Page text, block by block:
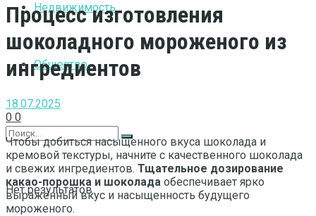
Недвижимость
Общество
Нет результатов
Процесс изготовления
шоколадного мороженого из
ингредиентов
18.07.2025
0 0
Чтобы добиться насыщенного вкуса шоколада и
кремовой текстуры, начните с качественного шоколада
и свежих ингредиентов. Тщательное дозирование
какао-порошка и шоколада обеспечивает ярко
выраженный вкус и насыщенность будущего
мороженого.